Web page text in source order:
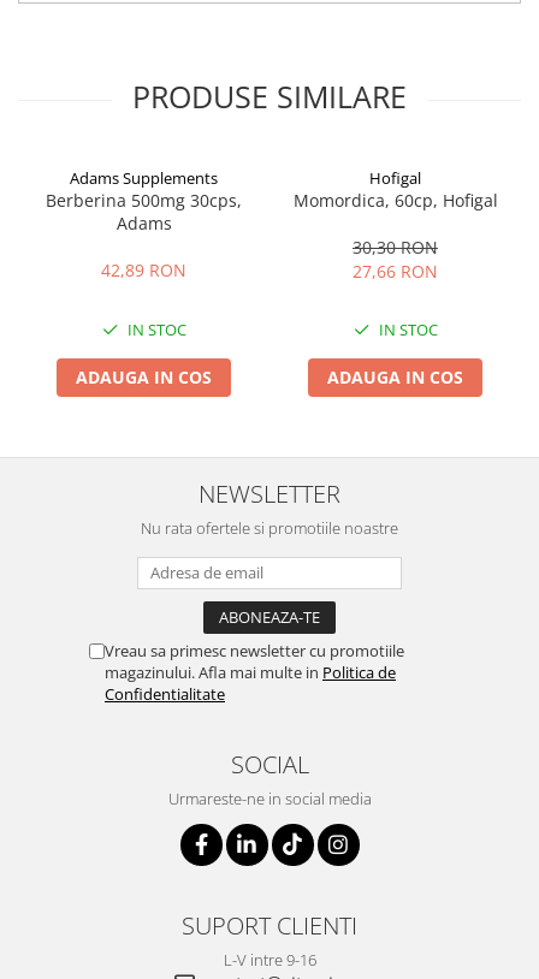
PRODUSE SIMILARE
Adams Supplements
Berberina 500mg 30cps,
Adams
42,89 RON
IN STOC
ADAUGA IN COS
Hofigal
Momordica, 60cp, Hofigal
30,30 RON
27,66 RON
IN STOC
ADAUGA IN COS
NEWSLETTER
Nu rata ofertele si promotiile noastre
Vreau sa primesc newsletter cu promotiile
magazinului. Afla mai multe in Politica de
Confidentialitate
SOCIAL
Urmareste-ne in social media
SUPORT CLIENTI
L-V intre 9-16